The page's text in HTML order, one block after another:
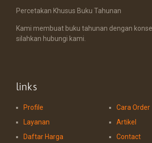
Percetakan Khusus Buku Tahunan
Kami membuat buku tahunan dengan
silahkan hubungi kami.
links
Profile
Layanan
Daftar Harga
Cara Order
Artikel
Contact